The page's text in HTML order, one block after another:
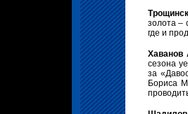
золота –
где и
Хаванов
сезона
за
Бориса